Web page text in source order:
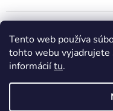
Tento web používa
tohto webu vyjadrujete
informáciítu.